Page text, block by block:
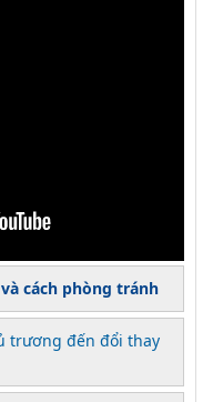
cách phòng tránh
trương đến đổi thay